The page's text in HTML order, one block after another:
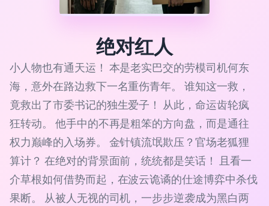
绝对红人
小人物也有通天运！ 本是老实巴交的劳模司机何东
海，意外在路边救下一名重伤青年。 谁知这一救，
竟救出了市委书记的独生爱子！ 从此，命运齿轮疯
狂转动。 他手中的不再是粗笨的方向盘，而是通往
权力巅峰的入场券。 金针镇流氓欺压？官场老狐狸
算计？ 在绝对的背景面前，统统都是笑话！ 且看一
介草根如何借势而起，在波云诡谲的仕途博弈中杀伐
果断。 从被人无视的司机，一步步逆袭成为黑白两